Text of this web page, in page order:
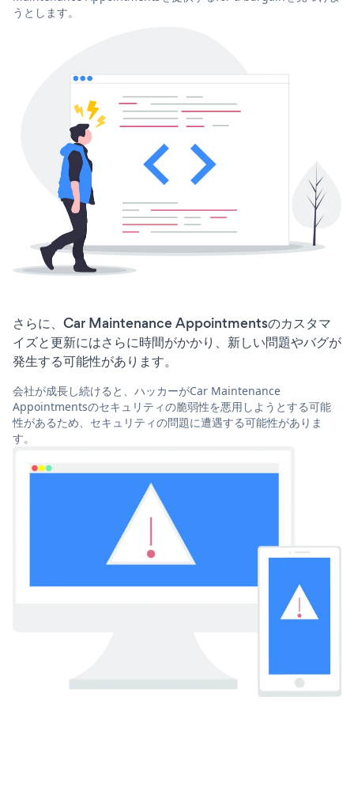
うとします。
さらに、Car Maintenance Appointmentsのカスタマ
イズと更新にはさらに時間がかかり、新しい問題やバグが
発生する可能性があります。
会社が成長し続けると、ハッカーがCar Maintenance
Appointmentsのセキュリティの脆弱性を悪用しようとする可能
性があるため、セキュリティの問題に遭遇する可能性がありま
す。